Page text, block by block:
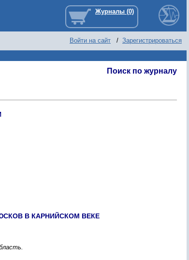
Войти на сайт / Зарегистрироваться
Поиск по журналу
В КАPНИЙCКОМ ВЕКЕ